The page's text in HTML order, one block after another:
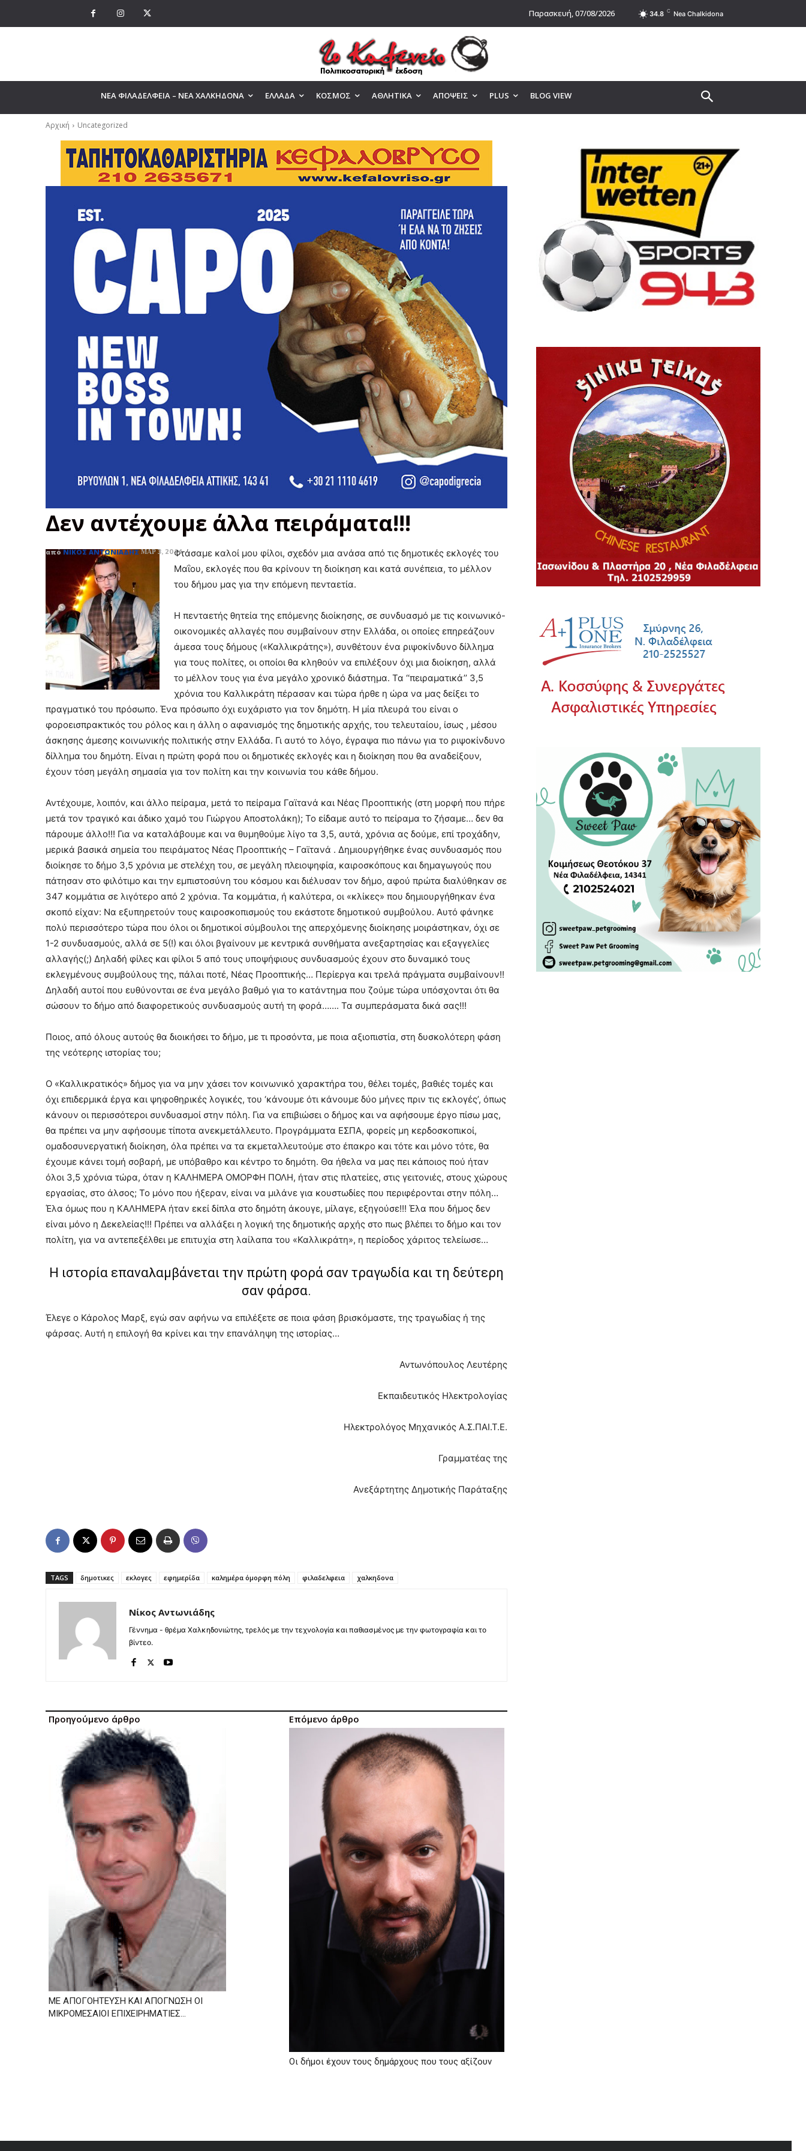
34.8 C Nea Chalkidona
Παρασκευή, 07/08/2026
ΝΕΑ ΦΙΛΑΔΕΛΦΕΙΑ – ΝΕΑ ΧΑΛΚΗΔΟΝΑ ΕΛΛΑΔΑ ΚΟΣΜΟΣ ΑΘΛΗΤΙΚΑ ΑΠΟΨΕΙΣ PLUS BLOG VIEW
Αρχική Uncategorized
Δεν αντέχουμε άλλα πειράματα!!!
από ΝΊΚΟΣ ΑΝΤΩΝΙΆΔΗΣ ΜΑΡ 3, 2014Φτάσαμε καλοί μου φίλοι, σχεδόν μια ανάσα από τις δημοτικές εκλογές του
Μαΐου, εκλογές που θα κρίνουν τη διοίκηση και κατά συνέπεια, το μέλλον
του δήμου μας για την επόμενη πενταετία.
Η πενταετής θητεία της επόμενης διοίκησης, σε συνδυασμό με τις κοινωνικό-
οικονομικές αλλαγές που συμβαίνουν στην Ελλάδα, οι οποίες επηρεάζουν
άμεσα τους δήμους («Καλλικράτης»), συνθέτουν ένα ριψοκίνδυνο δίλλημα
για τους πολίτες, οι οποίοι θα κληθούν να επιλέξουν όχι μια διοίκηση, αλλά
το μέλλον τους για ένα μεγάλο χρονικό διάστημα. Τα ‘‘πειραματικά’’ 3,5
χρόνια του Καλλικράτη πέρασαν και τώρα ήρθε η ώρα να μας δείξει το
πραγματικό του πρόσωπο. Ένα πρόσωπο όχι ευχάριστο για τον δημότη. Η μία πλευρά του είναι ο
φοροεισπρακτικός του ρόλος και η άλλη ο αφανισμός της δημοτικής αρχής, του τελευταίου, ίσως , μέσου
άσκησης άμεσης κοινωνικής πολιτικής στην Ελλάδα. Γι αυτό το λόγο, έγραψα πιο πάνω για το ριψοκίνδυνο
δίλλημα του δημότη. Είναι η πρώτη φορά που οι δημοτικές εκλογές και η διοίκηση που θα αναδείξουν,
έχουν τόση μεγάλη σημασία για τον πολίτη και την κοινωνία του κάθε δήμου.
Αντέχουμε, λοιπόν, και άλλο πείραμα, μετά το πείραμα Γαϊτανά και Νέας Προοπτικής (στη μορφή που πήρε
μετά τον τραγικό και άδικο χαμό του Γιώργου Αποστολάκη); Το είδαμε αυτό το πείραμα το ζήσαμε… δεν θα
πάρουμε άλλο!!! Για να καταλάβουμε και να θυμηθούμε λίγο τα 3,5, αυτά, χρόνια ας δούμε, επί τροχάδην,
μερικά βασικά σημεία του πειράματος Νέας Προοπτικής – Γαϊτανά . Δημιουργήθηκε ένας συνδυασμός που
διοίκησε το δήμο 3,5 χρόνια με στελέχη του, σε μεγάλη πλειοψηφία, καιροσκόπους και δημαγωγούς που
πάτησαν στο φιλότιμο και την εμπιστοσύνη του κόσμου και διέλυσαν τον δήμο, αφού πρώτα διαλύθηκαν σε
347 κομμάτια σε λιγότερο από 2 χρόνια. Τα κομμάτια, ή καλύτερα, οι «κλίκες» που δημιουργήθηκαν ένα
σκοπό είχαν: Να εξυπηρετούν τους καιροσκοπισμούς του εκάστοτε δημοτικού συμβούλου. Αυτό φάνηκε
πολύ περισσότερο τώρα που όλοι οι δημοτικοί σύμβουλοι της απερχόμενης διοίκησης μοιράστηκαν, όχι σε
1-2 συνδυασμούς, αλλά σε 5(!) και όλοι βγαίνουν με κεντρικά συνθήματα ανεξαρτησίας και εξαγγελίες
αλλαγής(;) Δηλαδή φίλες και φίλοι 5 από τους υποψήφιους συνδυασμούς έχουν στο δυναμικό τους
εκλεγμένους συμβούλους της, πάλαι ποτέ, Νέας Προοπτικής… Περίεργα και τρελά πράγματα συμβαίνουν!!
Δηλαδή αυτοί που ευθύνονται σε ένα μεγάλο βαθμό για το κατάντημα που ζούμε τώρα υπόσχονται ότι θα
σώσουν το δήμο από διαφορετικούς συνδυασμούς αυτή τη φορά……. Τα συμπεράσματα δικά σας!!!
Ποιος, από όλους αυτούς θα διοικήσει το δήμο, με τι προσόντα, με ποια αξιοπιστία, στη δυσκολότερη φάση
της νεότερης ιστορίας του;
Ο «Καλλικρατικός» δήμος για να μην χάσει τον κοινωνικό χαρακτήρα του, θέλει τομές, βαθιές τομές και
όχι επιδερμικά έργα και ψηφοθηρικές λογικές, του ‘κάνουμε ότι κάνουμε δύο μήνες πριν τις εκλογές’, όπως
κάνουν οι περισσότεροι συνδυασμοί στην πόλη. Για να επιβιώσει ο δήμος και να αφήσουμε έργο πίσω μας,
θα πρέπει να μην αφήσουμε τίποτα ανεκμετάλλευτο. Προγράμματα ΕΣΠΑ, φορείς μη κερδοσκοπικοί,
ομαδοσυνεργατική διοίκηση, όλα πρέπει να τα εκμεταλλευτούμε στο έπακρο και τότε και μόνο τότε, θα
έχουμε κάνει τομή σοβαρή, με υπόβαθρο και κέντρο το δημότη. Θα ήθελα να μας πει κάποιος πού ήταν
όλοι 3,5 χρόνια τώρα, όταν η ΚΑΛΗΜΕΡΑ ΟΜΟΡΦΗ ΠΟΛΗ, ήταν στις πλατείες, στις γειτονιές, στους χώρους
εργασίας, στο άλσος; Το μόνο που ήξεραν, είναι να μιλάνε για κουστωδίες που περιφέρονται στην πόλη…
Έλα όμως που η ΚΑΛΗΜΕΡΑ ήταν εκεί δίπλα στο δημότη άκουγε, μίλαγε, εξηγούσε!!! Έλα που δήμος δεν
είναι μόνο η Δεκελείας!!! Πρέπει να αλλάξει η λογική της δημοτικής αρχής στο πως βλέπει το δήμο και τον
πολίτη, για να αντεπεξέλθει με επιτυχία στη λαίλαπα του «Καλλικράτη», η περίοδος χάριτος τελείωσε…
Η ιστορία επαναλαμβάνεται την πρώτη φορά σαν τραγωδία και τη δεύτερη
σαν φάρσα.
Έλεγε ο Κάρολος Μαρξ, εγώ σαν αφήνω να επιλέξετε σε ποια φάση βρισκόμαστε, της τραγωδίας ή της
φάρσας. Αυτή η επιλογή θα κρίνει και την επανάληψη της ιστορίας…
Αντωνόπουλος Λευτέρης
Εκπαιδευτικός Ηλεκτρολογίας
Ηλεκτρολόγος Μηχανικός Α.Σ.ΠΑΙ.Τ.Ε.
Γραμματέας της
Ανεξάρτητης Δημοτικής Παράταξης
TAGS δημοτικες εκλογες εφημερίδα καλημέρα όμορφη πόλη φιλαδελφεια χαλκηδονα
Νίκος Αντωνιάδης
Γέννημα - θρέμα Χαλκηδονιώτης, τρελός με την τεχνολογία και παθιασμένος με την φωτογραφία και το
βίντεο.
Προηγούμενο άρθρο
ΜΕ ΑΠΟΓΟΗΤΕΥΣΗ ΚΑΙ ΑΠΟΓΝΩΣΗ ΟΙ
ΜΙΚΡΟΜΕΣΑΙΟΙ ΕΠΙΧΕΙΡΗΜΑΤΙΕΣ…
Επόμενο άρθρο
Οι δήμοι έχουν τους δημάρχους που τους αξίζουν